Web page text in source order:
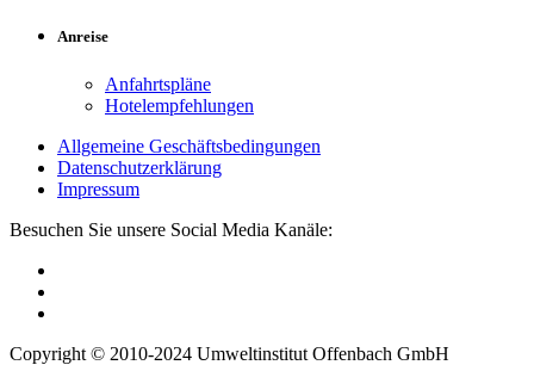
Anreise
Anfahrtspläne
Hotelempfehlungen
Allgemeine Geschäftsbedingungen
Datenschutzerklärung
Impressum
Besuchen Sie unsere Social Media Kanäle:
Copyright © 2010-2024 Umweltinstitut Offenbach GmbH